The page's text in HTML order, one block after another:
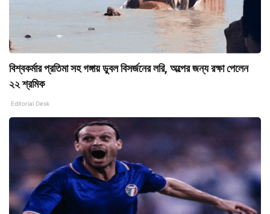
বিশ্বকর্মার প্রতিমা সহ গঙ্গায় ডুবল বিসর্জনের লরি, অল্পের জন্য রক্ষা পেলেন
২২ শ্রমিক
Editorial Desk